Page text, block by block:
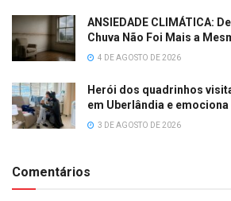
ANSIEDADE CLIMÁTICA:
Chuva Não Foi Mais a
4 DE AGOSTO DE 2026
Herói dos quadrinhos
em Uberlândia e
3 DE AGOSTO DE 2026
Comentários